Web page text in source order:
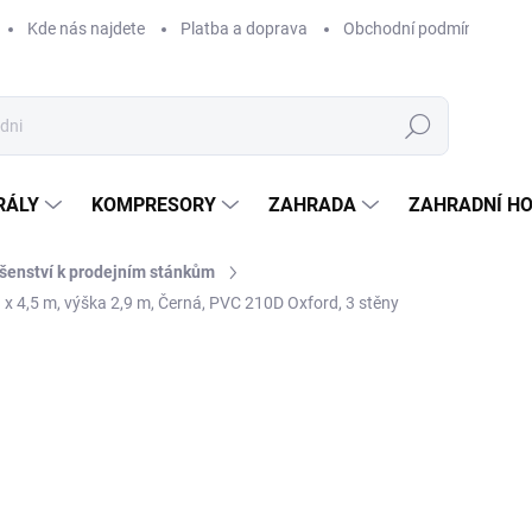
Kde nás najdete Platba a doprava Obchodní podmínky
Hledat
KOMPRESORY ZAHRADA ZAHRADNÍ
k prodejním stánkům
m, výška 2,9 m, Černá, PVC 210D Oxford, 3 stěny